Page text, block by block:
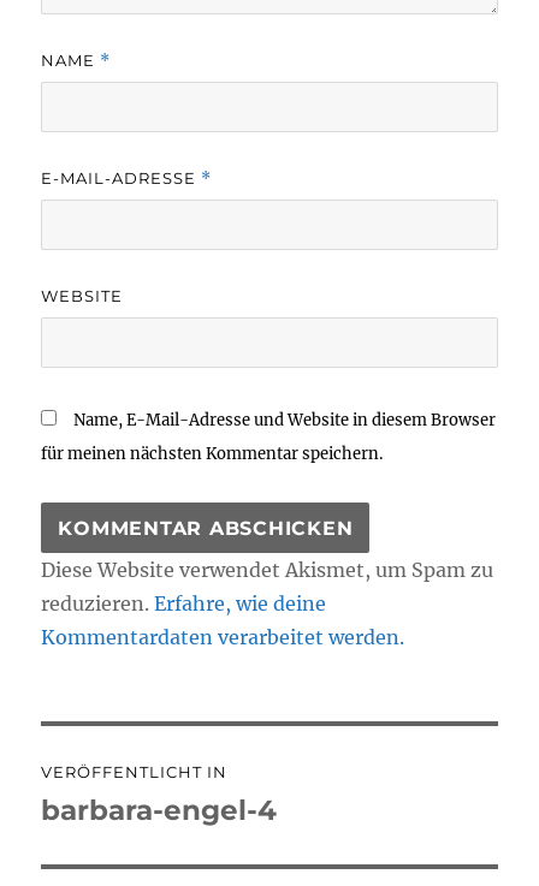
NAME *
E-MAIL-ADRESSE *
WEBSITE
Name, E-Mail-Adresse und Website in diesem Browser
für meinen nächsten Kommentar speichern.
Diese Website verwendet Akismet, um Spam zu
reduzieren.Erfahre, wie deine
Kommentardaten verarbeitet werden.
VERÖFFENTLICHT IN
barbara-engel-4